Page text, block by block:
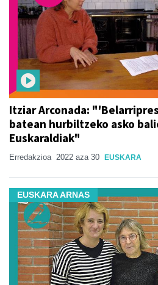
Itziar Arconada:
batean hurbiltzeko asko
Euskaraldiak"
Erredakzioa 2022 aza 30 EUSKARA
EUSKARA ARNAS